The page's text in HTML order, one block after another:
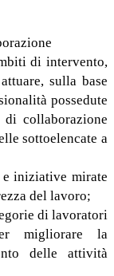
di intervento,
sulla base
possedute
di collaborazione
sottoelencate a
iniziative mirate
del lavoro;
di lavoratori
migliorare la
delle attività